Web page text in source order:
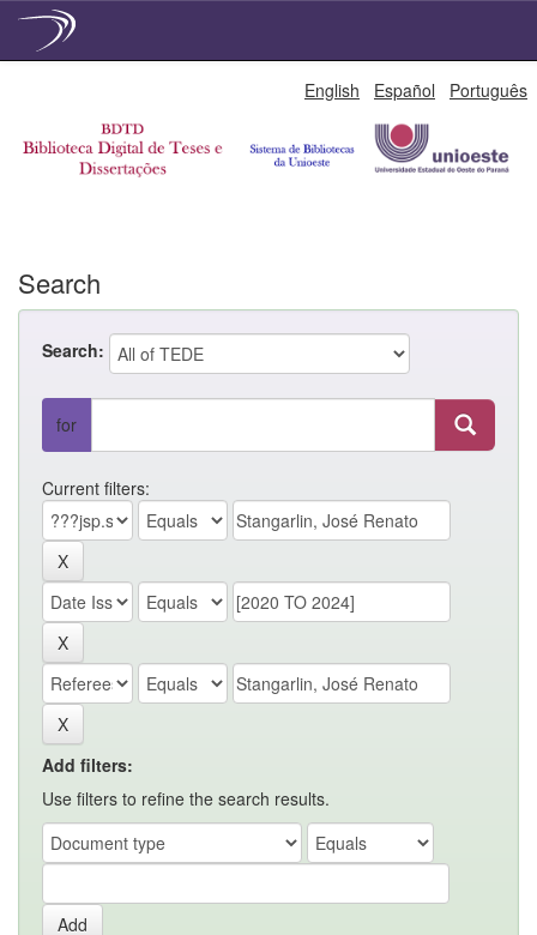
English Español Português
Search
Search:
for
Current filters:
Add filters:
Use filters to refine the search results.